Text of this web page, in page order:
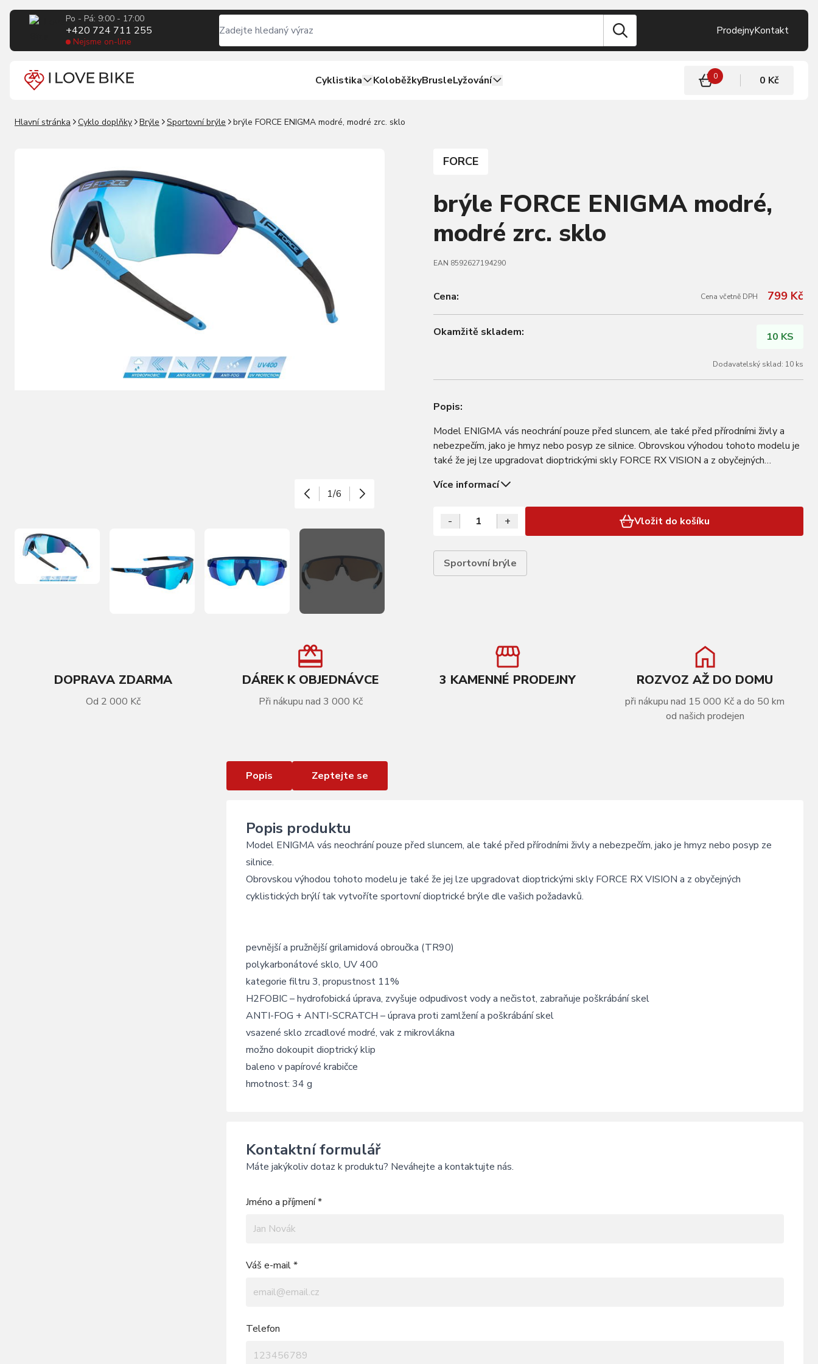
Po - Pá: 9:00 - 17:00
+420 724 711 255
Nejsme on-line
ProdejnyKontakt
Cyklistika KoloběžkyBrusleLyžování 0 0 Kč
Hlavní stránka Cyklo doplňky Brýle Sportovní brýle brýle FORCE ENIGMA modré, modré zrc. sklo
1/6
FORCE
brýle FORCE ENIGMA modré,
modré zrc. sklo
EAN 8592627194290
Cena: Cena včetně DPH 799 Kč
Okamžitě skladem: 10 KS
Dodavatelský sklad: 10 ks
Popis:
Model ENIGMA vás neochrání pouze před sluncem, ale také před přírodními živly a
nebezpečím, jako je hmyz nebo posyp ze silnice. Obrovskou výhodou tohoto modelu je
také že jej lze upgradovat dioptrickými skly FORCE RX VISION a z obyčejných
Více informací
- + Vložit do košíku
Sportovní brýle
DOPRAVA ZDARMA
Od 2 000 Kč
DÁREK K OBJEDNÁVCE
Při nákupu nad 3 000 Kč
3 KAMENNÉ PRODEJNY ROZVOZ AŽ DO DOMU
při nákupu nad 15 000 Kč a do 50 km
od našich prodejen
VÍCE INFORMACÍ
Popis Zeptejte se
Popis produktu
Model ENIGMA vás neochrání pouze před sluncem, ale také před přírodními živly a nebezpečím, jako je hmyz nebo posyp ze
silnice.
Obrovskou výhodou tohoto modelu je také že jej lze upgradovat dioptrickými skly FORCE RX VISION a z obyčejných
cyklistických brýlí tak vytvoříte sportovní dioptrické brýle dle vašich požadavků.
pevnější a pružnější grilamidová obroučka (TR90)
polykarbonátové sklo, UV 400
kategorie filtru 3, propustnost 11%
H2FOBIC – hydrofobická úprava, zvyšuje odpudivost vody a nečistot, zabraňuje poškrábání skel
ANTI-FOG + ANTI-SCRATCH – úprava proti zamlžení a poškrábání skel
vsazené sklo zrcadlové modré, vak z mikrovlákna
možno dokoupit dioptrický klip
baleno v papírové krabičce
hmotnost: 34 g
Kontaktní formulář
Máte jakýkoliv dotaz k produktu? Neváhejte a kontaktujte nás.
Jméno a příjmení *
Váš e-mail *
Telefon